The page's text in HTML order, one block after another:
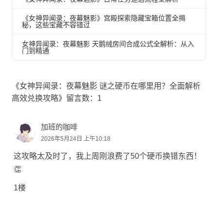
《女神异闻录：夜幕魅影》宫殿探索隐藏宝箱位置全揭
秘，这些宝藏不容错过
女神异闻录：夜幕魅影 天鹅绒房间合成公式全解析：从入
门到精通
《女神异闻录：夜幕魅影 谜之硬币在哪里用？全面解析
高效兑换攻略》留言数：1
加班的咖啡
2026年5月24日 上午10:18
这攻略太及时了，我上周刚浪费了50个硬币换错东西！
👏
1楼